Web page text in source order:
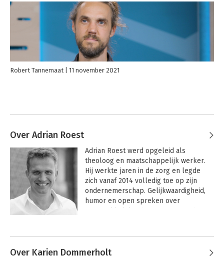
Robert Tannemaat 11 november 2021
Over Adrian Roest
Adrian Roest werd opgeleid als
theoloog en maatschappelijk werker.
Hij werkte jaren in de zorg en legde
zich vanaf 2014 volledig toe op zijn
ondernemerschap. Gelijkwaardigheid,
humor en open spreken over
organisatieadviesbureau
Over Karien Dommerholt